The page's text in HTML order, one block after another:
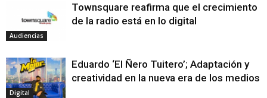
Audiencias
Townsquare reafirma que el crecimiento
de la radio está en lo digital
Digital
Eduardo ‘El Ñero Tuitero’; Adaptación y
creatividad en la nueva era de los medios